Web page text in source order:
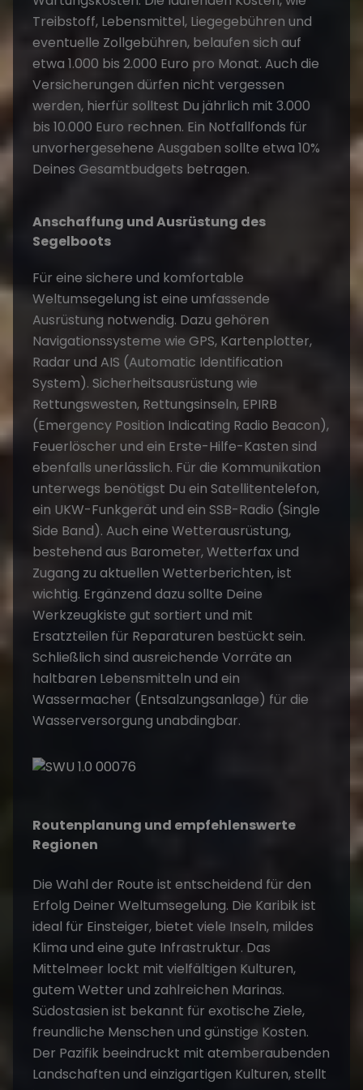
Treibstoff, Lebensmittel, Liegegebühren und
eventuelle Zollgebühren, belaufen sich auf
etwa 1.000 bis 2.000 Euro pro Monat. Auch die
Versicherungen dürfen nicht vergessen
werden, hierfür solltest Du jährlich mit 3.000
bis 10.000 Euro rechnen. Ein Notfallfonds für
unvorhergesehene Ausgaben sollte etwa 10%
Deines Gesamtbudgets betragen.
Anschaffung und Ausrüstung des
Segelboots
Für eine sichere und komfortable
Weltumsegelung ist eine umfassende
Ausrüstung notwendig. Dazu gehören
Navigationssysteme wie GPS, Kartenplotter,
Radar und AIS (Automatic Identification
System). Sicherheitsausrüstung wie
Rettungswesten, Rettungsinseln, EPIRB
(Emergency Position Indicating Radio Beacon),
Feuerlöscher und ein Erste-Hilfe-Kasten sind
ebenfalls unerlässlich. Für die Kommunikation
unterwegs benötigst Du ein Satellitentelefon,
ein UKW-Funkgerät und ein SSB-Radio (Single
Side Band). Auch eine Wetterausrüstung,
bestehend aus Barometer, Wetterfax und
Zugang zu aktuellen Wetterberichten, ist
wichtig. Ergänzend dazu sollte Deine
Werkzeugkiste gut sortiert und mit
Ersatzteilen für Reparaturen bestückt sein.
Schließlich sind ausreichende Vorräte an
haltbaren Lebensmitteln und ein
Wassermacher (Entsalzungsanlage) für die
Wasserversorgung unabdingbar.
Routenplanung und empfehlenswerte
Regionen
Die Wahl der Route ist entscheidend für den
Erfolg Deiner Weltumsegelung. Die Karibikist
ideal für Einsteiger, bietet viele Inseln, mildes
Klima und eine gute Infrastruktur. Das
Mittelmeer lockt mit vielfältigen Kulturen,
gutem Wetter und zahlreichen Marinas.
Südostasien ist bekannt für exotische Ziele,
freundliche Menschen und günstige Kosten.
Der Pazifik beeindruckt mit atemberaubenden
Landschaften und einzigartigen Kulturen, stellt